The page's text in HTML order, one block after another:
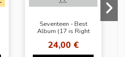
Seventeen - Best
Album (17 is Right
WS gift
24,00 €